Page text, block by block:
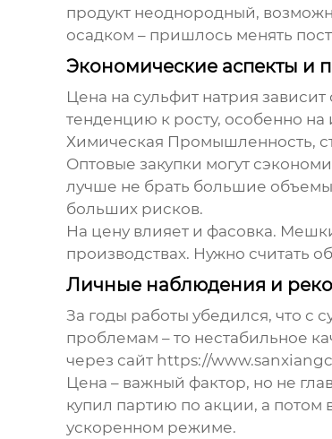
продукт неоднородный,
осадком – пришлось менять
Экономические аспекты и
Цена на сульфит натрия
тенденцию к росту, особенно
Химическая Промышленность,
Оптовые закупки могут
лучше не брать большие
больших рисков.
На цену влияет и фасовка.
производствах. Нужно считать
Личные наблюдения и
За годы работы убедился, что с
проблемам – то нестабильное
через сайт https://
Цена – важный фактор, но не
купил партию по акции, а потом
ускоренном режиме.